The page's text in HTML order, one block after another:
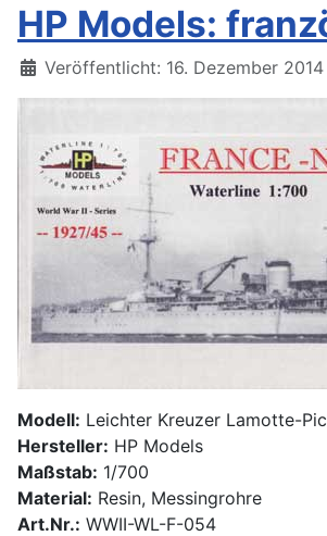
HP Models:
Details
Veröffentlicht: 16. Dezember 2014
Modell: Leichter Kreuzer Lamotte-
Hersteller: HP Models
Maßstab: 1/700
Material: Resin, Messingrohre
Art.Nr.: WWII-WL-F-054